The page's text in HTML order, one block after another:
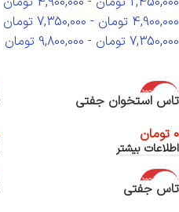
4,900,000 تومان -
7,350,000 تومان
7,350,000 تومان -
9,800,000 تومان
اتمام موجود
ی
تاس استخوان جفتی
0 تومان
اطلاعات بیشتر
اتمام موجود
ی
تاس جفتی